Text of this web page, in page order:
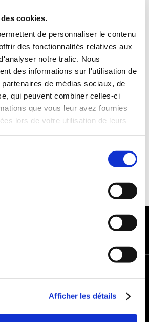
cookies.
de personnaliser le contenu
des fonctionnalités relatives aux
notre trafic. Nous
des informations sur l'utilisation de
de médias sociaux, de
qui peuvent combiner celles-ci
que vous leur avez fournies
lors de votre utilisation de leurs
Afficher les détails